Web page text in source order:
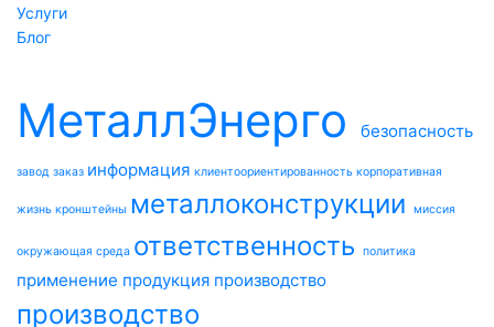
Услуги
Блог
МеталлЭнерго безопасность
завод заказ информация клиентоориентированность корпоративная
жизнь кронштейны металлоконструкции миссия
окружающая среда ответственность политика
применение продукция производство
производство